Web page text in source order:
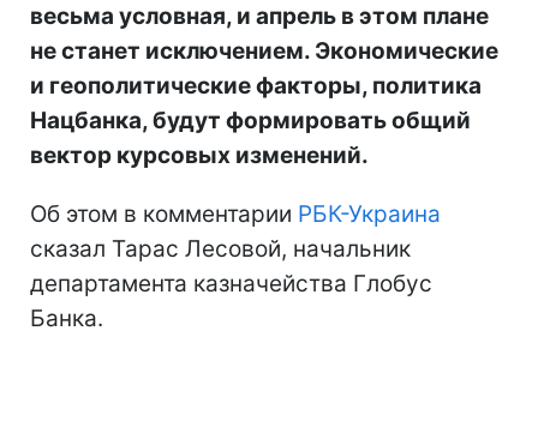
весьма условная, и апрель в этом плане
не станет исключением. Экономические
и геополитические факторы, политика
Нацбанка, будут формировать общий
вектор курсовых изменений.
Об этом в комментарии РБК-Украина
сказал Тарас Лесовой, начальник
департамента казначейства Глобус
Банка.